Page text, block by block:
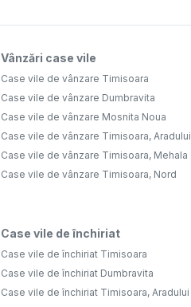
Vânzări case vile
Case vile de vânzare Timisoara
Case vile de vânzare Dumbravita
Case vile de vânzare Mosnita Noua
Case vile de vânzare Timisoara, Aradului
Case vile de vânzare Timisoara, Mehala
Case vile de vânzare Timisoara, Nord
Case vile de închiriat
Case vile de închiriat Timisoara
Case vile de închiriat Dumbravita
Case vile de închiriat Timisoara, Aradului